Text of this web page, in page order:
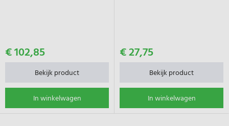
€ 102,85
Bekijk product
In winkelwagen
€ 27,75
Bekijk product
In winkelwagen